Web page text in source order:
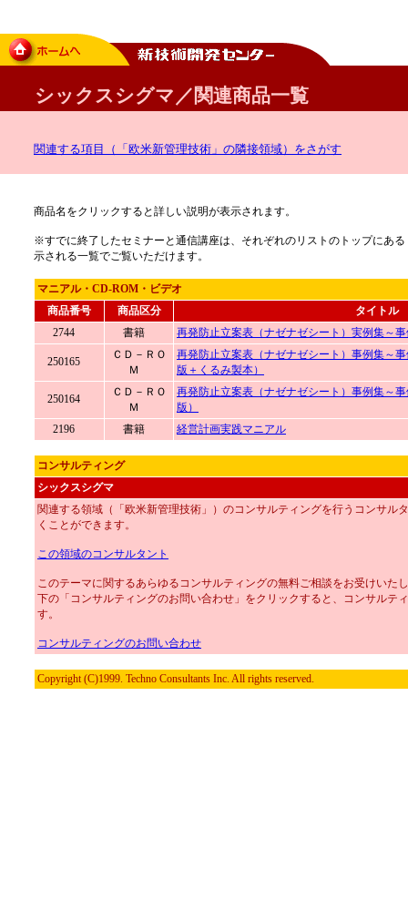
シックスシグマ／関連商品一覧
関連する項目（「欧米新管理技術」の隣接領域）をさがす
商品名をクリックすると詳しい説明が表示されます。
※すでに終了したセミナーと通信講座は、それぞれのリストのトップにあ
示される一覧でご覧いただけます。
マニアル・CD-ROM・ビデオ
商品番号
商品区分
タイトル
2744
書籍 再発防止立案表（ナゼナゼシート）実例集～
250165
ＣＤ－ＲＯ
Ｍ
再発防止立案表（ナゼナゼシート）事例集～
版＋くるみ製本）
250164
ＣＤ－ＲＯ
Ｍ
再発防止立案表（ナゼナゼシート）事例集～
版）
2196
書籍 経営計画実践マニアル
コンサルティング
シックスシグマ
関連する領域（「欧米新管理技術」）のコンサルティングを行うコンサル
くことができます。
この領域のコンサルタント
このテーマに関するあらゆるコンサルティングの無料ご相談をお受けいた
下の「コンサルティングのお問い合わせ」をクリックすると、コンサルテ
す。
コンサルティングのお問い合わせ
Copyright (C)1999. Techno Consultants Inc. All rights reserved.